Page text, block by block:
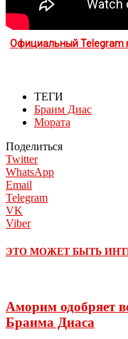
Официальный Telegram
ТЕГИ
Браим Диас
Мората
Поделиться
Twitter
WhatsApp
Email
Telegram
VK
Viber
ЭТО МОЖЕТ БЫТЬ
Аморим одобряет
Браима Диаса